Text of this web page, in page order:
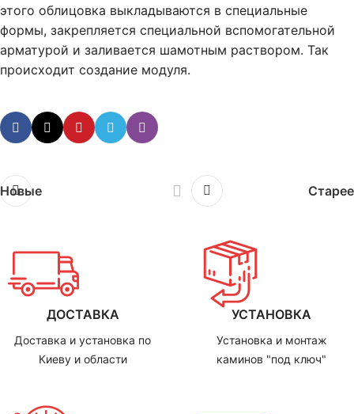
этого облицовка выкладываются в специальные
формы, закрепляется специальной вспомогательной
арматурой и заливается шамотным раствором. Так
происходит создание модуля.
Новые Старее
ДОСТАВКА
Доставка и установка по
Киеву и области
УСТАНОВКА
Установка и монтаж
каминов "под ключ"